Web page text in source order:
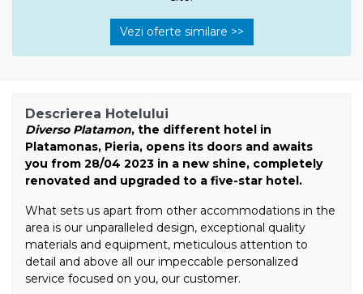
Vezi oferte similare >>
Descrierea Hotelului
Diverso Platamon, the different hotel in
Platamonas, Pieria, opens its doors and awaits
you from 28/04 2023 in a new shine, completely
renovated and upgraded to a five-star hotel.
What sets us apart from other accommodations in the
area is our unparalleled design, exceptional quality
materials and equipment, meticulous attention to
detail and above all our impeccable personalized
service focused on you, our customer.